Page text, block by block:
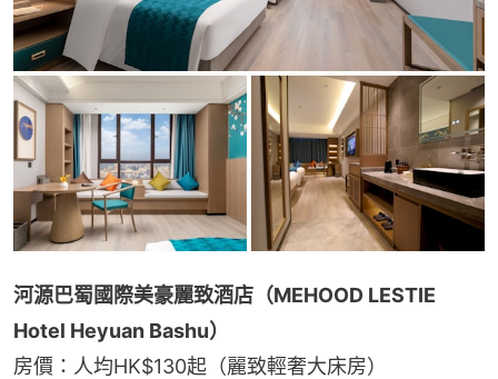
河源巴蜀國際美豪麗致酒店（MEHOOD LESTIE
Hotel Heyuan Bashu）
房價：人均HK$130起（麗致輕奢大床房）